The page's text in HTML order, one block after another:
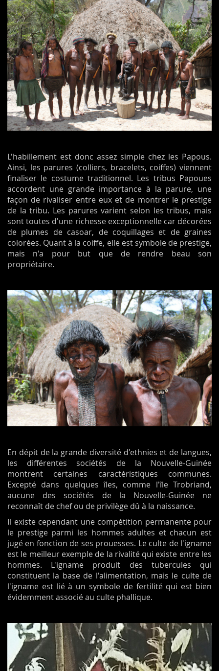
L'habillement est donc assez simple chez les Papous.
Ainsi, les parures (colliers, bracelets, coiffes) viennent
finaliser le costume traditionnel. Les tribus Papoues
accordent une grande importance à la parure, une
façon de rivaliser entre eux et de montrer le prestige
de la tribu. Les parures varient selon les tribus, mais
sont toutes d'une richesse exceptionnelle car décorées
de plumes de casoar, de coquillages et de graines
colorées. Quant à la coiffe, elle est symbole de prestige,
mais n'a pour but que de rendre beau son
propriétaire.
En dépit de la grande diversité d'ethnies et de langues,
les différentes sociétés de la Nouvelle-Guinée
montrent certaines caractéristiques communes.
Excepté dans quelques îles, comme l'île Trobriand,
aucune des sociétés de la Nouvelle-Guinée ne
reconnaît de chef ou de privilège dû à la naissance.
Il existe cependant une compétition permanente pour
le prestige parmi les hommes adultes et chacun est
jugé en fonction de ses prouesses. Le culte de l'igname
est le meilleur exemple de la rivalité qui existe entre les
hommes. L'igname produit des tubercules qui
constituent la base de l'alimentation, mais le culte de
l'igname est lié à un symbole de fertilité qui est bien
évidemment associé au culte phallique.